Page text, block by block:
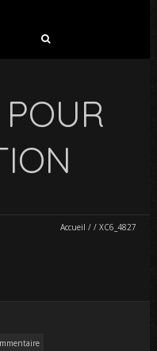
Accueil / / XC6_4827